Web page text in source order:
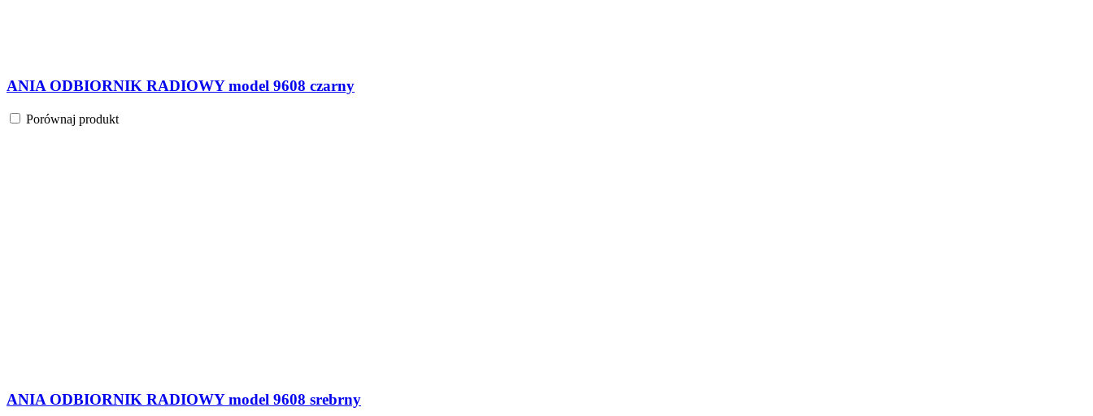
ANIA ODBIORNIK RADIOWY model 9608 czarny
Porównaj produkt
ANIA ODBIORNIK RADIOWY model 9608 srebrny